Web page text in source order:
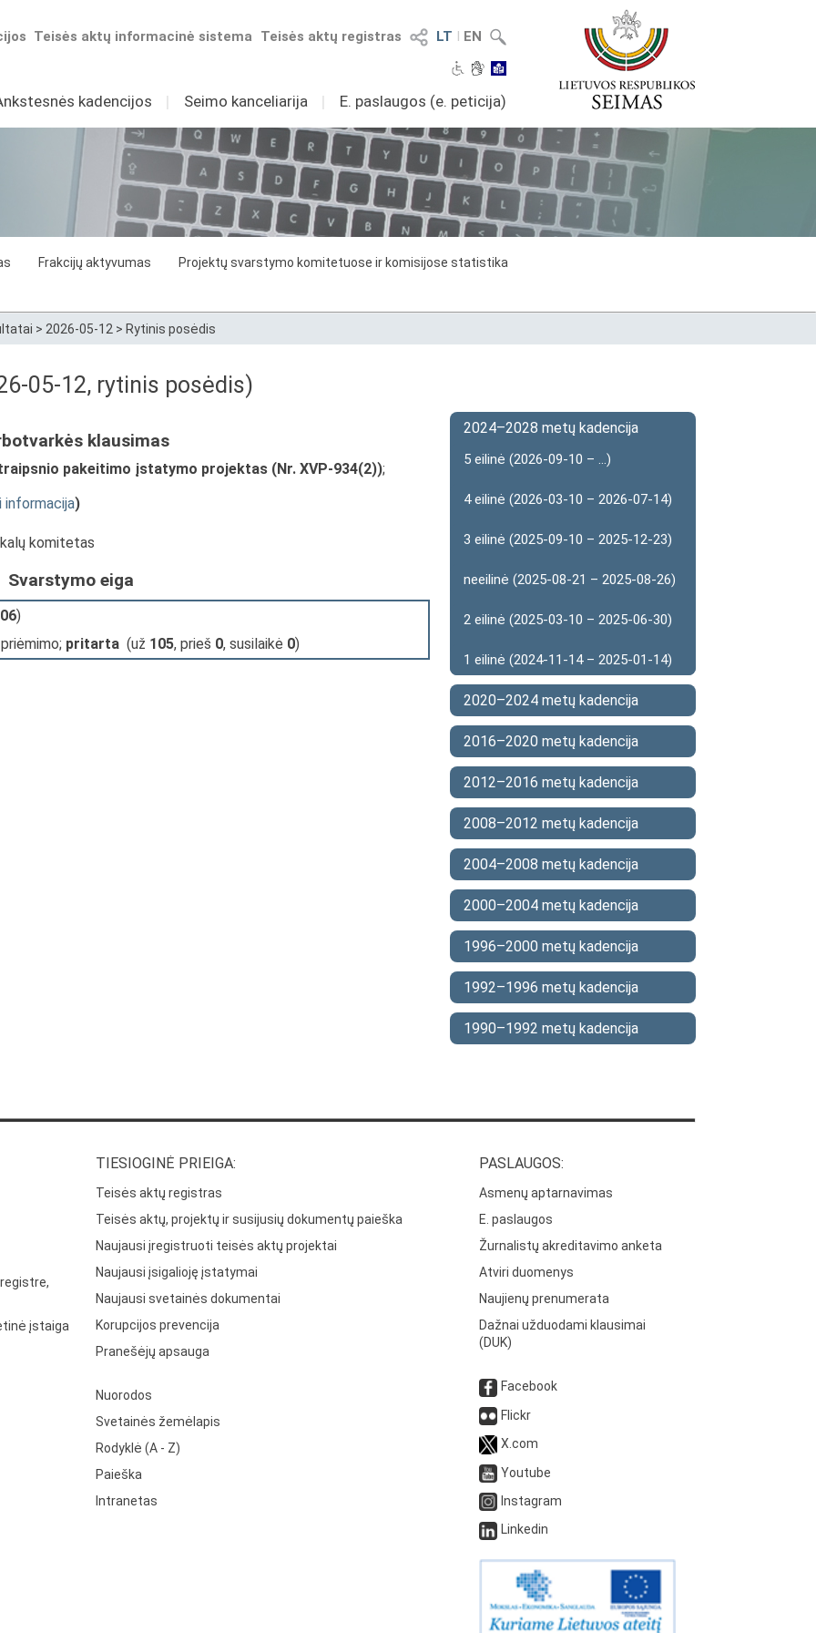
LT I EN
Teisės aktų registras
Teisės aktų informacinė sistema
kadencijos I Seimo kanceliarija I E. paslaugos (e. peticija)
Frakcijų aktyvumas
Projektų svarstymo komitetuose ir komisijose statistika
> 2026-05-12 > Rytinis posėdis
05-12, rytinis posėdis)
klausimas
pakeitimo įstatymo projektas (Nr. XVP-934(2));
informacija)
komitetas
Svarstymo eiga
)
pritarta (už 105, prieš 0, susilaikė 0)
2024–2028 metų kadencija
5 eilinė (2026-09-10 – ...)
4 eilinė (2026-03-10 – 2026-07-14)
3 eilinė (2025-09-10 – 2025-12-23)
neeilinė (2025-08-21 – 2025-08-26)
2 eilinė (2025-03-10 – 2025-06-30)
1 eilinė (2024-11-14 – 2025-01-14)
2020–2024 metų kadencija
2016–2020 metų kadencija
2012–2016 metų kadencija
2008–2012 metų kadencija
2004–2008 metų kadencija
2000–2004 metų kadencija
1996–2000 metų kadencija
1992–1996 metų kadencija
1990–1992 metų kadencija
įstaiga
TIESIOGINĖ PRIEIGA:
Teisės aktų registras
Teisės aktų, projektų ir susijusių dokumentų paieška
Naujausi įregistruoti teisės aktų projektai
Naujausi įsigalioję įstatymai
Naujausi svetainės dokumentai
Korupcijos prevencija
Pranešėjų apsauga
Nuorodos
Svetainės žemėlapis
Rodyklė (A - Z)
Paieška
Intranetas
PASLAUGOS:
Asmenų aptarnavimas
E. paslaugos
Žurnalistų akreditavimo anketa
Atviri duomenys
Naujienų prenumerata
Dažnai užduodami klausimai
(DUK)
Facebook
Flickr
X.com
Youtube
Instagram
Linkedin